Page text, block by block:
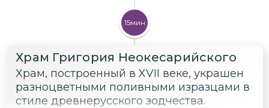
15мин
Храм Григория Неокесарийского
Храм, построенный в XVII веке, украшен
разноцветными поливными изразцами в
стиле древнерусского зодчества.